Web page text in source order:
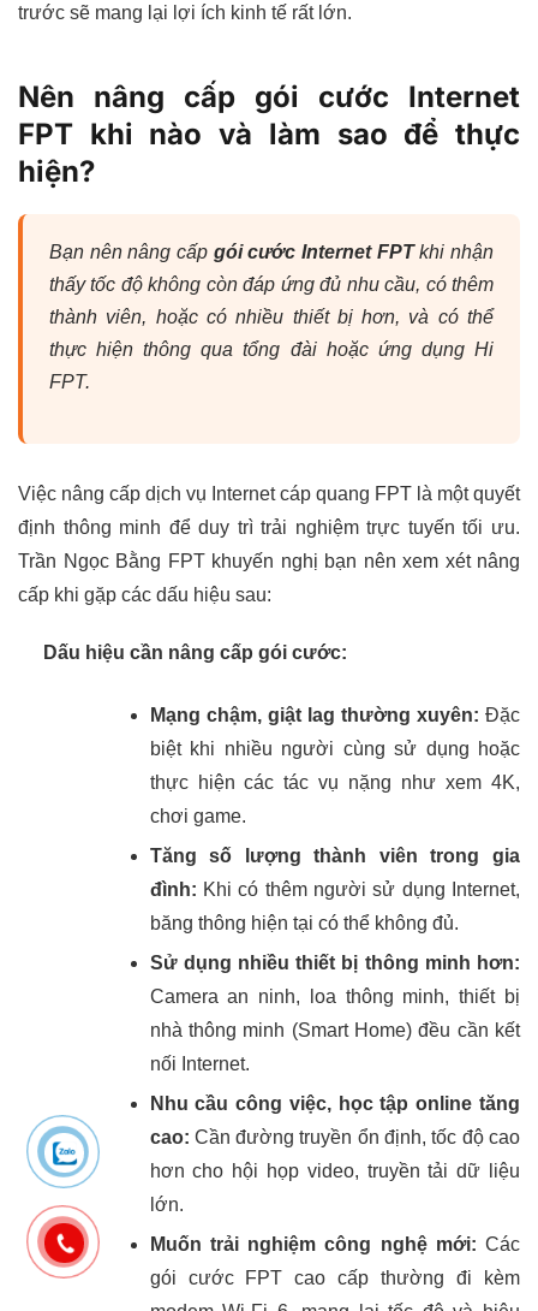
trước sẽ mang lại lợi ích kinh tế rất lớn.
Nên nâng cấp gói cước Internet
FPT khi nào và làm sao để thực
hiện?
Bạn nên nâng cấp gói cước Internet FPTkhi nhận
thấy tốc độ không còn đáp ứng đủ nhu cầu, có thêm
thành viên, hoặc có nhiều thiết bị hơn, và có thể
thực hiện thông qua tổng đài hoặc ứng dụng Hi
FPT.
Việc nâng cấp dịch vụ Internet cáp quang FPT là một quyết
định thông minh để duy trì trải nghiệm trực tuyến tối ưu.
Trần Ngọc Bằng FPT khuyến nghị bạn nên xem xét nâng
cấp khi gặp các dấu hiệu sau:
Dấu hiệu cần nâng cấp gói cước:
Mạng chậm, giật lag thường xuyên: Đặc
biệt khi nhiều người cùng sử dụng hoặc
thực hiện các tác vụ nặng như xem 4K,
chơi game.
Tăng số lượng thành viên trong gia
đình: Khi có thêm người sử dụng Internet,
băng thông hiện tại có thể không đủ.
Sử dụng nhiều thiết bị thông minh hơn:
Camera an ninh, loa thông minh, thiết bị
nhà thông minh (Smart Home) đều cần kết
nối Internet.
Nhu cầu công việc, học tập online tăng
cao: Cần đường truyền ổn định, tốc độ cao
hơn cho hội họp video, truyền tải dữ liệu
lớn.
Muốn trải nghiệm công nghệ mới: Các
gói cước FPT cao cấp thường đi kèm